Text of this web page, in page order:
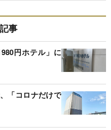
事
円ホテル」に
「コロナだけで